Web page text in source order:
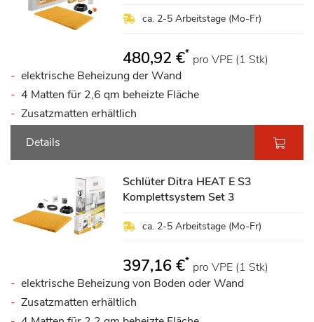
ca. 2-5 Arbeitstage (Mo-Fr)
480,92 €* pro VPE (1 Stk)
elektrische Beheizung der Wand
4 Matten für 2,6 qm beheizte Fläche
Zusatzmatten erhältlich
Details
Schlüter Ditra HEAT E S3
Komplettsystem Set 3
ca. 2-5 Arbeitstage (Mo-Fr)
397,16 €* pro VPE (1 Stk)
elektrische Beheizung von Boden oder Wand
Zusatzmatten erhältlich